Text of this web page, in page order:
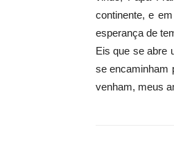
continente, e
esperança de
Eis que se abre
se encaminham
venham, meus